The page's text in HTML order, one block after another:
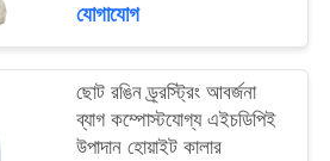
যোগাযোগ
ছোট রঙিন ড্র্রস্ট্রিং আবর্জনা
ব্যাগ কম্পোস্টযোগ্য এইচডিপিই
উপাদান হোয়াইট কালার